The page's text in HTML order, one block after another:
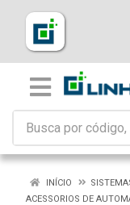
INÍCIO
ACESSORIOS DE